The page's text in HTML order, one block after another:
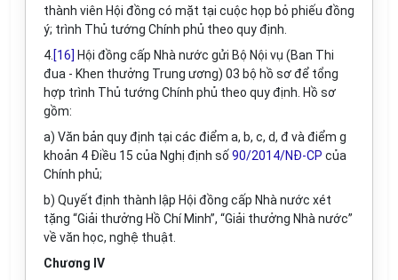
thành viên Hội đồng có mặt tại cuộc họp bỏ phiếu đồng
ý; trình Thủ tướng Chính phủ theo quy định.
4. [16] Hội đồng cấp Nhà nước gửi Bộ Nội vụ (Ban Thi
đua - Khen thưởng Trung ương) 03 bộ hồ sơ để tổng
hợp trình Thủ tướng Chính phủ theo quy định. Hồ sơ
gồm:
a) Văn bản quy định tại các điểm a, b, c, d, đ và điểm g
khoản 4 Điều 15 của Nghị định số 90/2014/NĐ-CP của
Chính phủ;
b) Quyết định thành lập Hội đồng cấp Nhà nước xét
tặng “Giải thưởng Hồ Chí Minh”, “Giải thưởng Nhà nước”
về văn học, nghệ thuật.
Chương IV